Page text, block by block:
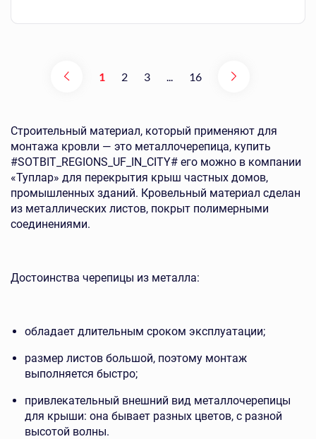
1 2 3 16
Строительный материал, который применяют для
монтажа кровли — это металлочерепица, купить
#SOTBIT_REGIONS_UF_IN_CITY# его можно в компании
«Туплар» для перекрытия крыш частных домов,
промышленных зданий. Кровельный материал сделан
из металлических листов, покрыт полимерными
соединениями.
Достоинства черепицы из металла:
обладает длительным сроком эксплуатации;
размер листов большой, поэтому монтаж
выполняется быстро;
привлекательный внешний вид металлочерепицы
для крыши: она бывает разных цветов, с разной
высотой волны.